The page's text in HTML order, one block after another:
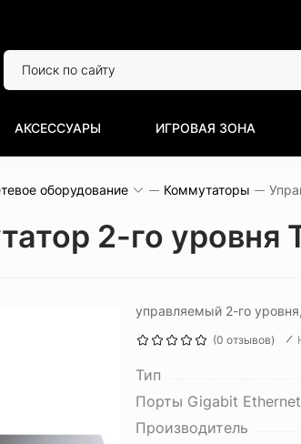
АКСЕССУАРЫ ИГРОВАЯ ЗОНА
оборудование Коммутаторы
2-го уровня
управляемый 2-го
(0 отзывов)
Тип
Порты Gigabit Ethernet
Производитель